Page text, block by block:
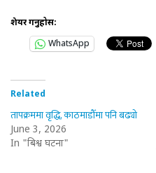
शेयर गर्नुहोस:
WhatsApp
Related
तापक्रममा वृद्धि, काठमाडौँमा पनि बढ्यो
June 3, 2026
In "बिश्व घटना"